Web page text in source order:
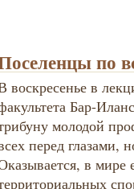
по
воскресенье в
Бар-
молодой
перед глазами,
в мире